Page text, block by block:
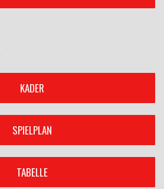
KADER
SPIELPLAN
TABELLE